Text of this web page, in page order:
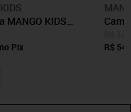
MANGO KIDS
no Pix
Camiseta
R$